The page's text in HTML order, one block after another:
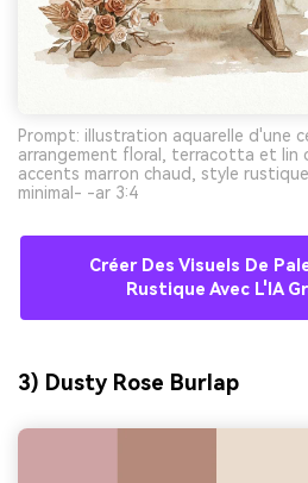
Prompt: illustration aquarelle d'une
arrangement floral, terracotta et lin
accents marron chaud, style
minimal- -ar 3:4
Créer Des Visuels De
Rustique Avec L'IA
3) Dusty Rose Burlap